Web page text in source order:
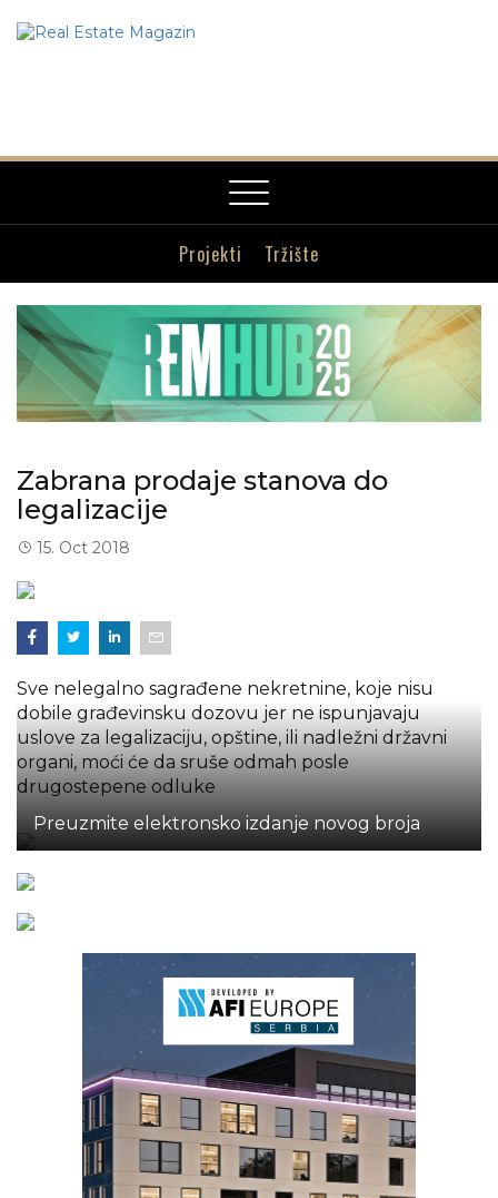
Toggle
navigation
Projekti Tržište
Zabrana prodaje stanova do
legalizacije
15. Oct 2018
Sve nelegalno sagrađene nekretnine, koje nisu
dobile građevinsku dozovu jer ne ispunjavaju
uslove za legalizaciju, opštine, ili nadležni državni
organi, moći će da sruše odmah posle
drugostepene odluke
Preuzmite elektronsko izdanje novog broja